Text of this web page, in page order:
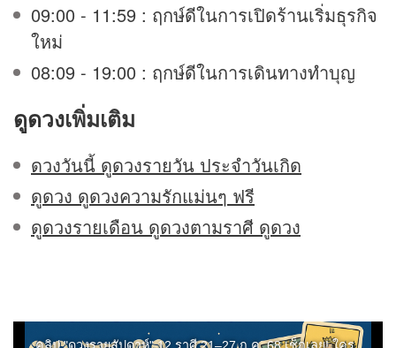
09:00 - 11:59 : ฤกษ์ดีในการเปิดร้านเริ่มธุรกิจ
ใหม่
08:09 - 19:00 : ฤกษ์ดีในการเดินทางทำบุญ
ดูดวงเพิ่มเติม
ดวงวันนี้ ดูดวงรายวัน ประจำวันเกิด
ดูดวง ดูดวงความรักแม่นๆ ฟรี
ดูดวงรายเดือน ดูดวงตามราศี ดูดวง